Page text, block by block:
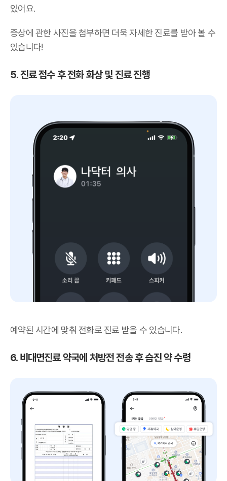
있어요.
증상에 관한 사진을 첨부하면 더욱 자세한 진료를 받아 볼 수
있습니다!
5. 진료 접수 후 전화 화상 및 진료 진행
예약된 시간에 맞춰 전화로 진료 받을 수 있습니다.
6. 비대면진료 약국에 처방전 전송 후습진약 수령